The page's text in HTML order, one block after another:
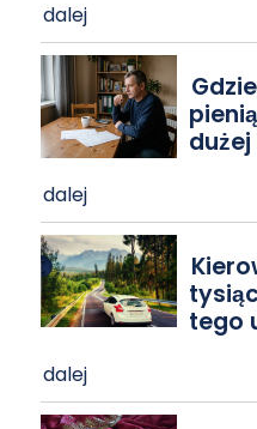
dalej
dalej
tego
dalej